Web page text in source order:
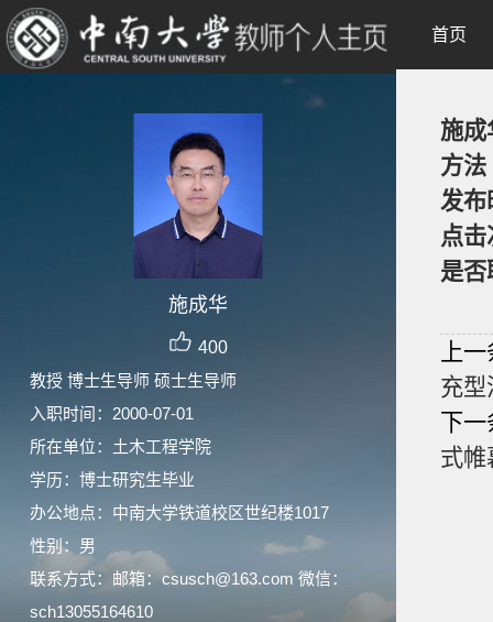
施成华
400
教授 博士生导师 硕士生导师
入职时间：2000-07-01
所在单位：土木工程学院
学历：博士研究生毕业
办公地点：中南大学铁道校区世纪楼1017
性别：男
联系方式：邮箱：csusch@163.com 微信：
sch13055164610
首页
施成
方法
发布
点
是否
上
充型
下一
式帷